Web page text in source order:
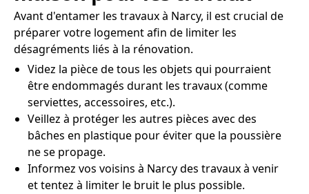
Avant d'entamer les travaux à Narcy, il est crucial de
préparer votre logement afin de limiter les
désagréments liés à la rénovation.
Videz la pièce de tous les objets qui pourraient
être endommagés durant les travaux (comme
serviettes, accessoires, etc.).
Veillez à protéger les autres pièces avec des
bâches en plastique pour éviter que la poussière
ne se propage.
Informez vos voisins à Narcy des travaux à venir
et tentez à limiter le bruit le plus possible.